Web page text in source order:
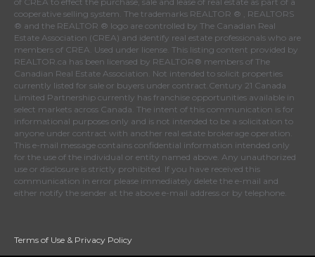
cooperative selling system. The trademarks REALTOR ® , REALTORS
® and the REALTOR ® logo are controlled by The Canadian Real
Estate Association (CREA) and identify real estate professionals who are
members of CREA . Used under license. This listing content provided by
REALTOR.ca has been licensed by REALTOR® members of The
Canadian Real Estate Association . Not intended to solicit properties
currently listed for sale or buyers under contract.Century 21 Canada
Limited Partnership currently has franchise opportunities available in
select markets across Canada. The intent of this communication is for
informational purposes only and is not intended to be a solicitation to
anyone under contract with another real estate brokerage operation.
This e-mail message contains confidential information intended only
for the use of the individual or entity named above. Any unauthorized
use or disclosure is strictly prohibited. If you have received this
communication in error please immediately delete the e-mail and
either notify the sender at the above e-mail address or by telephone.
Terms of Use & Privacy Policy